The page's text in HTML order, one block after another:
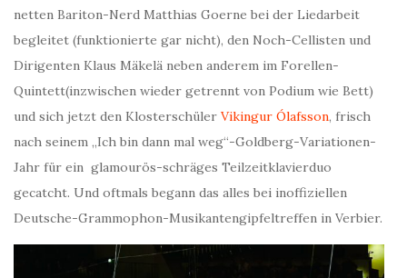
netten Bariton-Nerd Matthias Goerne bei der Liedarbeit
begleitet (funktionierte gar nicht), den Noch-Cellisten und
Dirigenten Klaus Mäkelä neben anderem im Forellen-
Quintett(inzwischen wieder getrennt von Podium wie Bett)
und sich jetzt den Klosterschüler Vikingur Ólafsson, frisch
nach seinem „Ich bin dann mal weg“-Goldberg-Variationen-
Jahr für ein glamourös-schräges Teilzeitklavierduo
gecatcht. Und oftmals begann das alles bei inoffiziellen
Deutsche-Grammophon-Musikantengipfeltreffen in Verbier.